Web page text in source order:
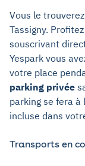
Vous le
Tassigny.
souscrivant
Yespark vous
votre place
parking privée
parking se fera à
incluse dans
Transports en